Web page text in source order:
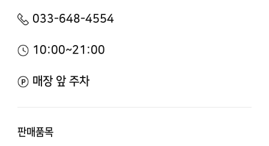
033-648-4554
10:00~21:00
매장 앞 주차
판매품목